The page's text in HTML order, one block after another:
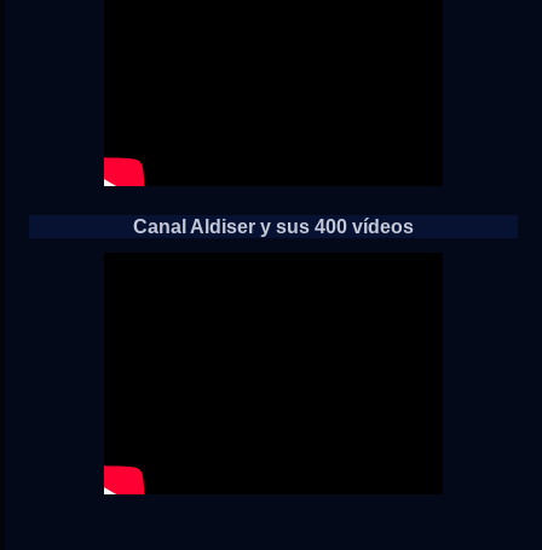
Canal Aldiser y sus 400 vídeos